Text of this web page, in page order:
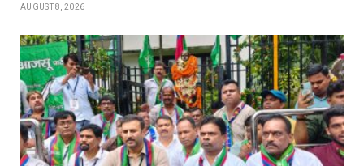
AUGUST 8, 2026